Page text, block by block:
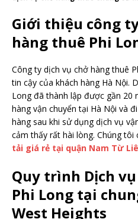
Giới thiệu công
hàng thuê Phi
Công ty dịch vụ chở hàng thuê
tin cậy của khách hàng Hà Nội.
Long đã thành lập được gần 20
hàng vận chuyển tại Hà Nội và
hàng sau khi sử dụng dịch vụ
cảm thấy rất hài lòng. Chúng tôi
tải giá rẻ tại quận Nam Từ
Quy trình Dịch
Phi Long tại
West Heights